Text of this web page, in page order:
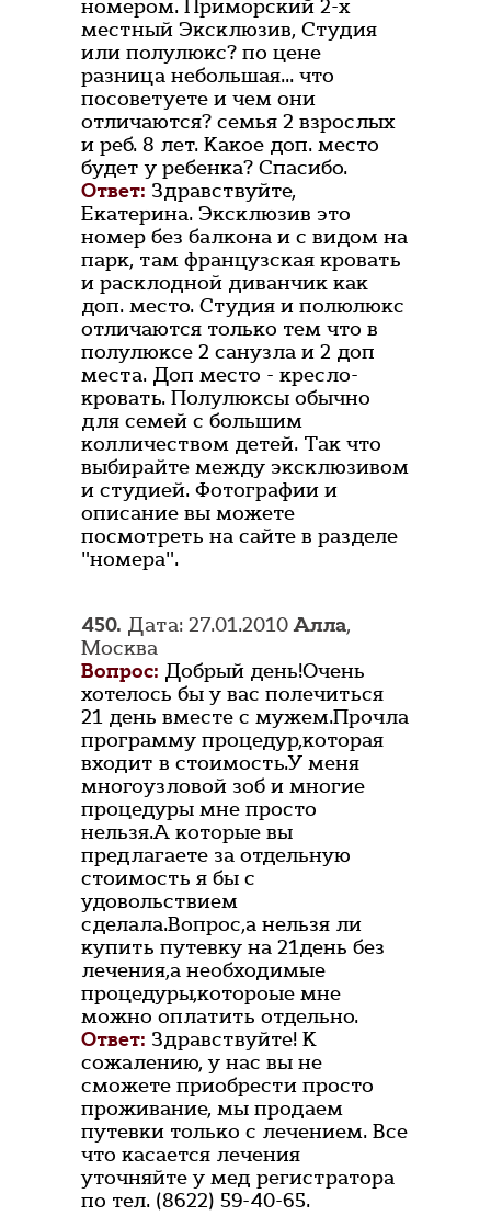
номером. Приморский 2-х
местный Эксклюзив, Студия
или полулюкс? по цене
разница небольшая... что
посоветуете и чем они
отличаются? семья 2 взрослых
и реб. 8 лет. Какое доп. место
будет у ребенка? Спасибо.
Ответ: Здравствуйте,
Екатерина. Эксклюзив это
номер без балкона и с видом на
парк, там французская кровать
и расклодной диванчик как
доп. место. Студия и полюлюкс
отличаются только тем что в
полулюксе 2 санузла и 2 доп
места. Доп место - кресло-
кровать. Полулюксы обычно
для семей с большим
колличеством детей. Так что
выбирайте между эксклюзивом
и студией. Фотографии и
описание вы можете
посмотреть на сайте в разделе
"номера".
450. Дата: 27.01.2010Алла,
Москва
Вопрос: Добрый день!Очень
хотелось бы у вас полечиться
21 день вместе с мужем.Прочла
программу процедур,которая
входит в стоимость.У меня
многоузловой зоб и многие
процедуры мне просто
нельзя.А которые вы
предлагаете за отдельную
стоимость я бы с
удовольствием
сделала.Вопрос,а нельзя ли
купить путевку на 21день без
лечения,а необходимые
процедуры,котороые мне
можно оплатить отдельно.
Ответ: Здравствуйте! К
сожалению, у нас вы не
сможете приобрести просто
проживание, мы продаем
путевки только с лечением. Все
что касается лечения
уточняйте у мед регистратора
по тел. (8622) 59-40-65.